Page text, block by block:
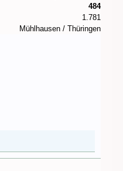
484
1.781
Mühlhausen / Thüringen